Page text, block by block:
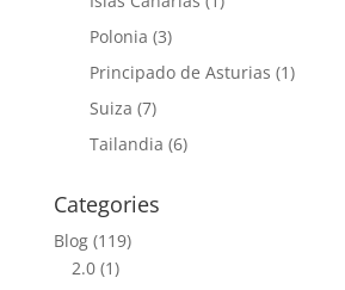
Polonia (3)
Principado de Asturias (1)
Suiza (7)
Tailandia (6)
Categories
Blog(119)
2.0(1)